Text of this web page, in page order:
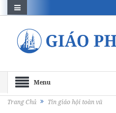
Menu
Trang Chủ Tin giáo hội toàn vũ